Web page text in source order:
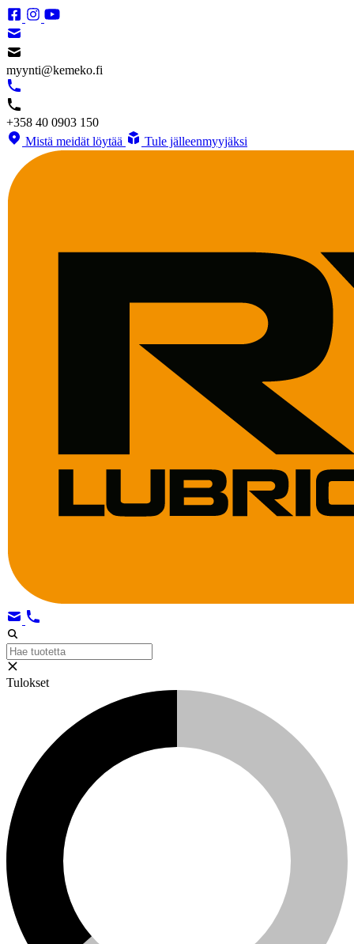
myynti@kemeko.fi
+358 40 0903 150
Mistä meidät löytää
Tule jälleenmyyjäksi
Tulokset